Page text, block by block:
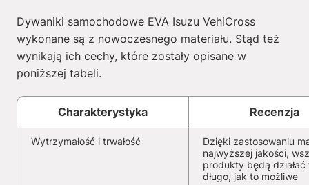
Dywaniki samochodowe EVA Isuzu VehiCross
wykonane są z nowoczesnego materiału. Stąd też
wynikają ich cechy, które zostały opisane w
poniższej tabeli.
Charakterystyka Recenzja
Wytrzymałość i trwałość
Dzięki zastosowaniu
najwyższej jakości,
produkty będą działać
długo, jak to możliwe